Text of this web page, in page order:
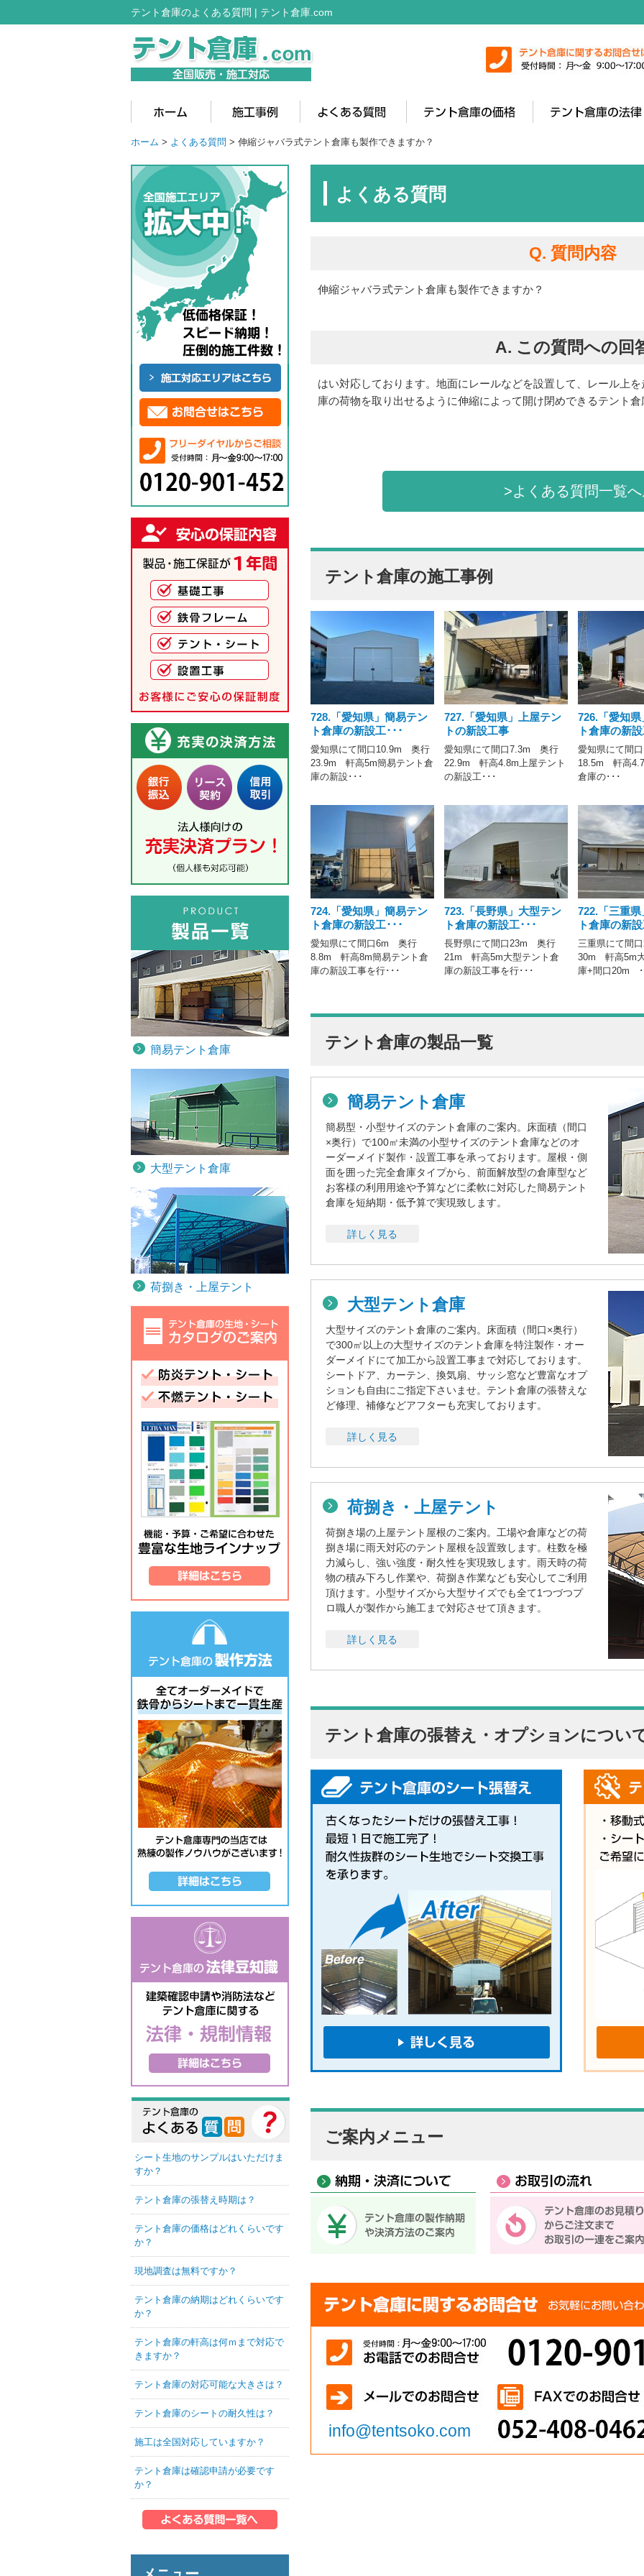
テント倉庫のよくある質問 | テント倉庫.com
ホーム > よくある質問 > 伸縮ジャバラ式テント倉庫も製作できますか？
よくある質問
Q. 質問内容
伸縮ジャバラ式テント倉庫も製作できますか？
A. この質問への回
はい対応しております。地面にレールなどを設置して、レール上
庫の荷物を取り出せるように伸縮によって開け閉めできるテント
>よくある質問一覧
テント倉庫の施工事例
728.「愛知県」簡易テン
ト倉庫の新設工･･･
愛知県にて間口10.9m 奥行
23.9m 軒高5m簡易テント倉
庫の新設･･･
727.「愛知県」上屋テン
トの新設工事
愛知県にて間口7.3m 奥行
22.9m 軒高4.8m上屋テント
の新設工･･･
726.「愛知
ト倉庫の新
愛知県にて間
18.5m 軒高
倉庫の･･･
724.「愛知県」簡易テン
ト倉庫の新設工･･･
愛知県にて間口6m 奥行
8.8m 軒高8m簡易テント倉
庫の新設工事を行･･･
723.「長野県」大型テン
ト倉庫の新設工･･･
長野県にて間口23m 奥行
21m 軒高5m大型テント倉
庫の新設工事を行･･･
722.「三重
ト倉庫の新
三重県にて間
30m 軒高5m
庫+間口20m
テント倉庫の製品一覧
簡易テント倉庫
簡易型・小型サイズのテント倉庫のご案内。床面積（間口
×奥行）で100㎡未満の小型サイズのテント倉庫などのオ
ーダーメイド製作・設置工事を承っております。屋根・側
面を囲った完全倉庫タイプから、前面解放型の倉庫型など
お客様の利用用途や予算などに柔軟に対応した簡易テント
倉庫を短納期・低予算で実現致します。
詳しく見る
大型テント倉庫
大型サイズのテント倉庫のご案内。床面積（間口×奥行）
で300㎡以上の大型サイズのテント倉庫を特注製作・オー
ダーメイドにて加工から設置工事まで対応しております。
シートドア、カーテン、換気扇、サッシ窓など豊富なオプ
ションも自由にご指定下さいませ。テント倉庫の張替えな
ど修理、補修などアフターも充実しております。
詳しく見る
荷捌き・上屋テント
荷捌き場の上屋テント屋根のご案内。工場や倉庫などの荷
捌き場に雨天対応のテント屋根を設置致します。柱数を極
力減らし、強い強度・耐久性を実現致します。雨天時の荷
物の積み下ろし作業や、荷捌き作業なども安心してご利用
頂けます。小型サイズから大型サイズでも全て1つづつプ
ロ職人が製作から施工まで対応させて頂きます。
詳しく見る
テント倉庫の張替え・オプションについ
ご案内メニュー
info@tentsoko.com
簡易テント倉庫
大型テント倉庫
荷捌き・上屋テント
シート生地のサンプルはいただけま
すか？
テント倉庫の張替え時期は？
テント倉庫の価格はどれくらいです
か？
現地調査は無料ですか？
テント倉庫の納期はどれくらいです
か？
テント倉庫の軒高は何ｍまで対応で
きますか？
テント倉庫の対応可能な大きさは？
テント倉庫のシートの耐久性は？
施工は全国対応していますか？
テント倉庫は確認申請が必要です
か？